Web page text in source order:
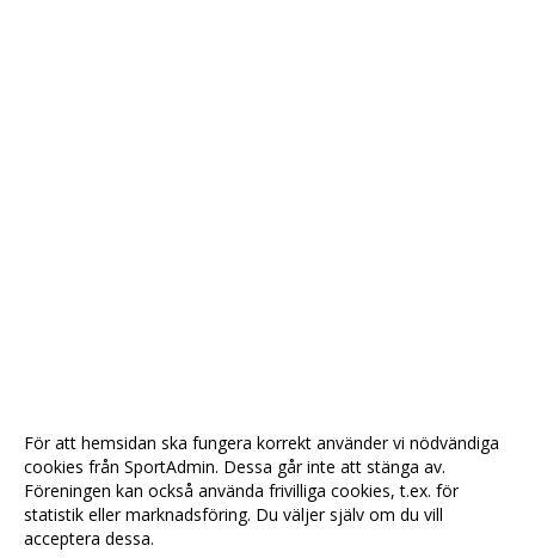
För att hemsidan ska fungera korrekt använder vi nödvändiga
cookies från SportAdmin. Dessa går inte att stänga av.
Föreningen kan också använda frivilliga cookies, t.ex. för
statistik eller marknadsföring. Du väljer själv om du vill
acceptera dessa.